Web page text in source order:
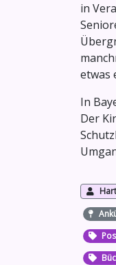
in
etwas
In
Der